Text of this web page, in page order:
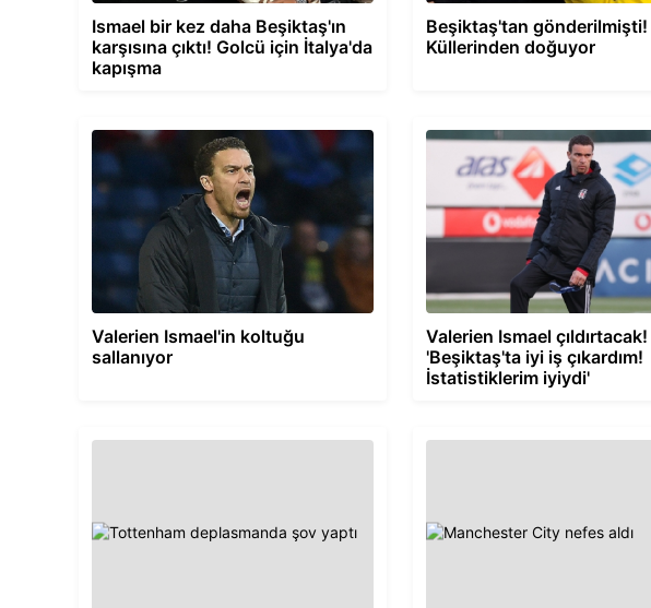
Ismael bir kez daha Beşiktaş'ın
karşısına çıktı! Golcü için İtalya'da
kapışma
Beşiktaş'tan gönderilmişti!
Küllerinden doğuyor
Valerien Ismael'in koltuğu
sallanıyor
Valerien Ismael çıldırtacak!
'Beşiktaş'ta iyi iş çıkardım!
İstatistiklerim iyiydi'